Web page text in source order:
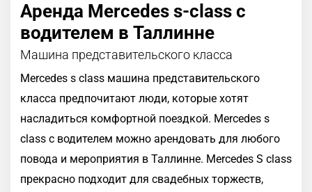
Аренда Mercedes s-class с
водителем в Таллинне
Машина представительского класса
Merсedes s class машина представительского
класса предпочитают люди, которые хотят
насладиться комфортной поездкой. Mercedes s
class с водителем можно арендовать для любого
повода и мероприятия в Таллинне. Mercedes S class
прекрасно подходит для свадебных торжеств,